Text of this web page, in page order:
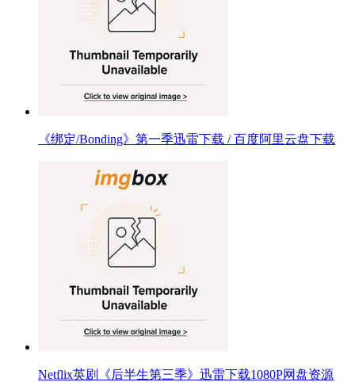
《绑定/Bonding》第一季迅雷下载 / 百度阿里云盘下载
Netflix英剧《后半生第三季》迅雷下载1080P网盘资源